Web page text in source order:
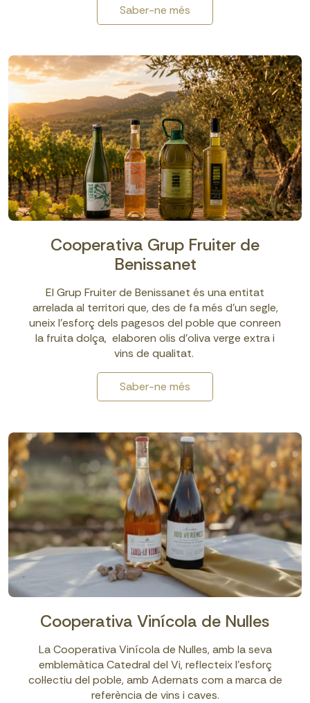
Saber-ne més
Cooperativa Grup Fruiter de
Benissanet
El Grup Fruiter de Benissanet és una entitat
arrelada al territori que, des de fa més d’un segle,
uneix l’esforç dels pagesos del poble que conreen
la fruita dolça, elaboren olis d’oliva verge extra i
vins de qualitat.
Saber-ne més
Cooperativa Vinícola de Nulles
La Cooperativa Vinícola de Nulles, amb la seva
emblemàtica Catedral del Vi, reflecteix l’esforç
col·lectiu del poble, amb Adernats com a marca de
referència de vins i caves.